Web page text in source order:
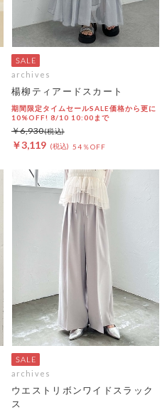
archives
楊柳ティアードスカート
期間限定タイムセールSALE価格から更に
10%OFF! 8/10 10:00まで
￥3,119 54％OFF
￥6,930
archives
ウエストリボンワイドスラック
ス